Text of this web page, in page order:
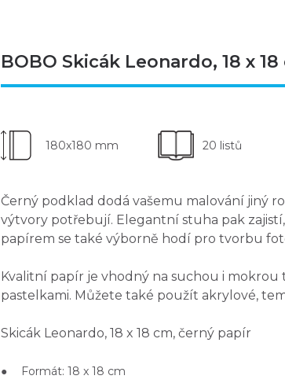
BOBO Skicák Leonardo, 18 x
180x180 mm 20 listů
Černý podklad dodá vašemu malování jiný
výtvory potřebují. Elegantní stuha pak
papírem se také výborně hodí pro tvorbu
Kvalitní papír je vhodný na suchou i mokrou
pastelkami. Můžete také použít akrylové,
Skicák Leonardo, 18 x 18 cm, černý papír
● Formát: 18 x 18 cm